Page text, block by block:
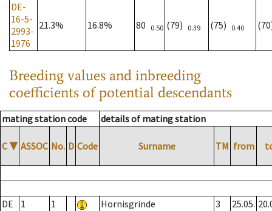
DE-
16-5-
2993-
1976
21.3% 16.8% 80 0.50 (79) 0.39 (75) 0.40
Breeding values and inbreeding
coefficients of potential descendants
mating station code details of mating station
C ▼ ASSOC No. D Code Surname TM from
DE 1 1 Hornisgrinde 3 25.05.